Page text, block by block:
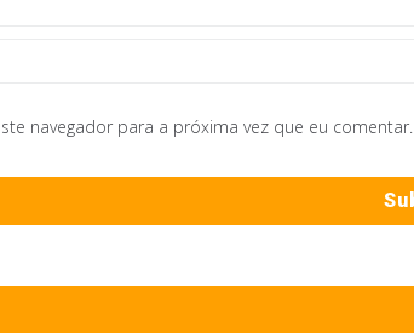
navegador para a próxima vez que eu comentar.